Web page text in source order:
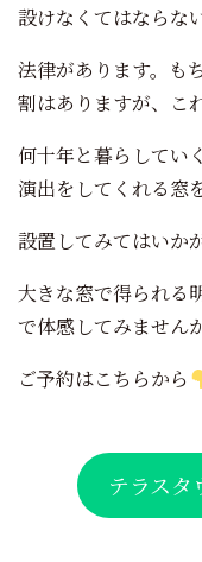
設けなくてはならな
法律があります。も
割はありますが、こ
何十年と暮らしてい
演出をしてくれる窓
設置してみてはいか
大きな窓で得られる
で体感してみません
ご予約はこちらから
テラス